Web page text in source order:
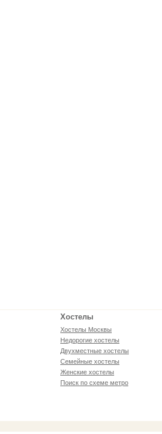
Хостелы
Хостелы Москвы
Недорогие хостелы
Двухместные хостелы
Семейные хостелы
Женские хостелы
Поиск по схеме метро